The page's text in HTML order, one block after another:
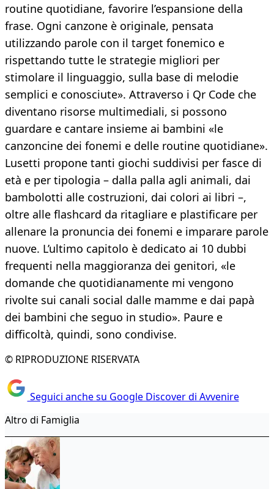
routine quotidiane, favorire l’espansione della
frase. Ogni canzone è originale, pensata
utilizzando parole con il target fonemico e
rispettando tutte le strategie migliori per
stimolare il linguaggio, sulla base di melodie
semplici e conosciute». Attraverso i Qr Code che
diventano risorse multimediali, si possono
guardare e cantare insieme ai bambini «le
canzoncine dei fonemi e delle routine quotidiane».
Lusetti propone tanti giochi suddivisi per fasce di
età e per tipologia – dalla palla agli animali, dai
bambolotti alle costruzioni, dai colori ai libri –,
oltre alle flashcard da ritagliare e plastificare per
allenare la pronuncia dei fonemi e imparare parole
nuove. L’ultimo capitolo è dedicato ai 10 dubbi
frequenti nella maggioranza dei genitori, «le
domande che quotidianamente mi vengono
rivolte sui canali social dalle mamme e dai papà
dei bambini che seguo in studio». Paure e
difficoltà, quindi, sono condivise.
© RIPRODUZIONE RISERVATA
Seguici anche su Google Discover di Avvenire
Altro di Famiglia